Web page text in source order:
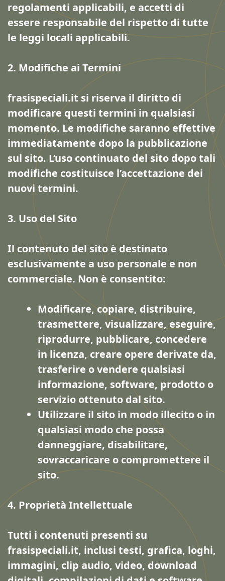
regolamenti applicabili, e accetti di
essere responsabile del rispetto di tutte
le leggi locali applicabili.
2. Modifiche ai Termini
frasispeciali.it si riserva il diritto di
modificare questi termini in qualsiasi
momento. Le modifiche saranno effettive
immediatamente dopo la pubblicazione
sul sito. L’uso continuato del sito dopo tali
modifiche costituisce l’accettazione dei
nuovi termini.
3. Uso del Sito
Il contenuto del sito è destinato
esclusivamente a uso personale e non
commerciale. Non è consentito:
Modificare, copiare, distribuire,
trasmettere, visualizzare, eseguire,
riprodurre, pubblicare, concedere
in licenza, creare opere derivate da,
trasferire o vendere qualsiasi
informazione, software, prodotto o
servizio ottenuto dal sito.
Utilizzare il sito in modo illecito o in
qualsiasi modo che possa
danneggiare, disabilitare,
sovraccaricare o compromettere il
sito.
4. Proprietà Intellettuale
Tutti i contenuti presenti su
frasispeciali.it, inclusi testi, grafica, loghi,
immagini, clip audio, video, download